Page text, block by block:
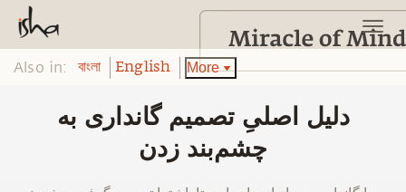
Also in: বাংলা English More
دلیل اصلیِ تصمیم گانداری به
چشم‌بند زدن